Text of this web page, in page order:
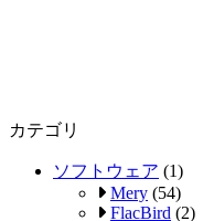
カテゴリ
ソフトウェア (1)
Mery (54)
FlacBird (2)